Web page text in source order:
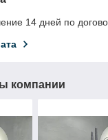
14 дней по
компании